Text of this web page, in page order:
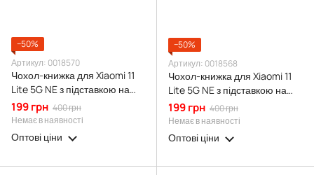
−50%
Артикул: 0018570
Чохол-книжка для Xiaomi 11
Lite 5G NE з підставкою на
сяомі 11 лайт 5г не червона
gd1
199 грн 400 грн
Немає в наявності
Оптові ціни
−50%
Артикул: 0018568
Чохол-книжка для Xiaomi 11
Lite 5G NE з підставкою на
сяомі 11 лайт 5г не золота gd1
199 грн 400 грн
Немає в наявності
Оптові ціни